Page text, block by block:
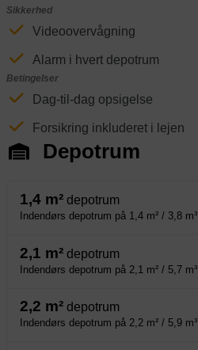
Sikkerhed
Videoovervågning
Alarm i hvert depotrum
Betingelser
Dag-til-dag opsigelse
Forsikring inkluderet i lejen
Depotrum
1,4 m² depotrum
Indendørs depotrum på 1,4 m² / 3,8 m³
2,1 m² depotrum
Indendørs depotrum på 2,1 m² / 5,7 m³
2,2 m² depotrum
Indendørs depotrum på 2,2 m² / 5,9 m³